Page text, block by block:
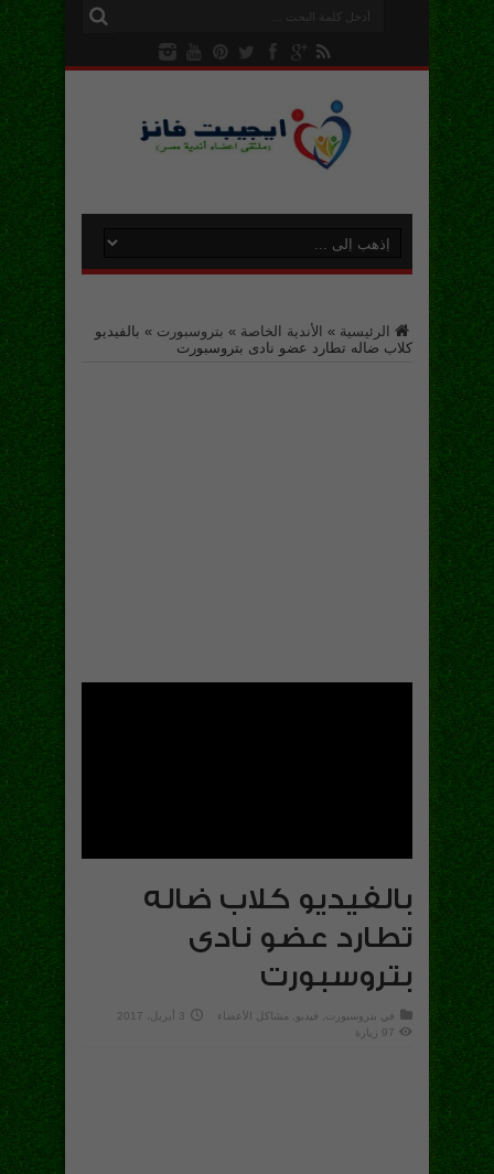
الرئيسية » الأندية الخاصة » بتروسبورت » بالفيديو
كلاب ضاله تطارد عضو نادى بتروسبورت
بالفيديو كلاب ضاله
تطارد عضو نادى
بتروسبورت
في بتروسبورت فيديو مشاكل الأعضاء
3 أبريل، 2017
97 زيارة